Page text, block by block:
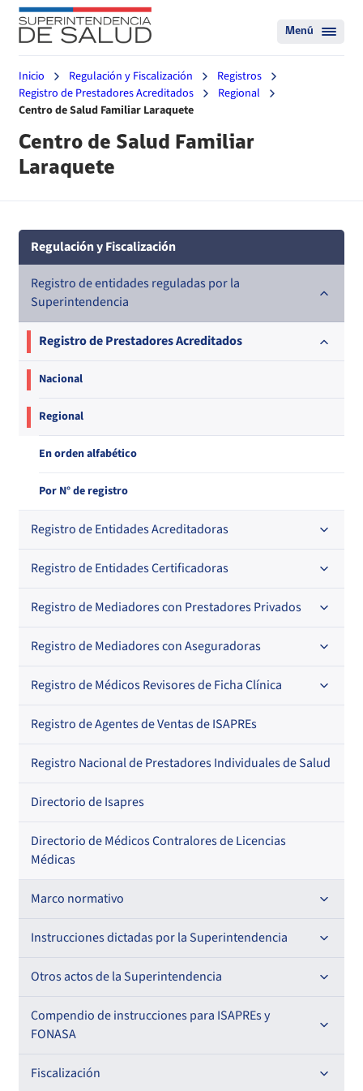
Menú
Inicio Regulación y Fiscalización
Registros
Registro de Prestadores Acreditados
Regional
Centro de Salud Familiar Laraquete
Centro de Salud Familiar
Laraquete
Regulación y Fiscalización
Registro de entidades reguladas por la
Superintendencia
Registro de Prestadores Acreditados
Nacional
Regional
En orden alfabético
Por N° de registro
Registro de Entidades Acreditadoras
En orden alfabético
Por N° de registro
Regional
Registro de Entidades Certificadoras
Por orden alfabético
Por N° de registro
Registro de Mediadores con Prestadores Privados
Por orden alfabético
Por N° de registro
Por profesión
Regional
Registro de Mediadores con Aseguradoras
Regional
Por orden alfabético
Por profesión
Registro de Médicos Revisores de Ficha Clínica
Regional
Por orden alfabético
Por especialidad
Registro de Agentes de Ventas de ISAPREs
Registro Nacional de Prestadores Individuales de Salud
Directorio de Isapres
Directorio de Médicos Contralores de Licencias
Médicas
Marco normativo
Leyes
Decretos con Fuerza de Ley
Decretos
Instrucciones dictadas por la Superintendencia
Para ISAPREs y FONASA
Circulares
Para Prestadores Institucionales
Otros actos de la Superintendencia
Antecedentes preparatorios de normas que afecten a
EMT Ley N° 20.416
Comisión Evaluadora de Licitaciones Públicas
Compendio de instrucciones para ISAPREs y
FONASA
Compendio Beneficios
Fiscalización